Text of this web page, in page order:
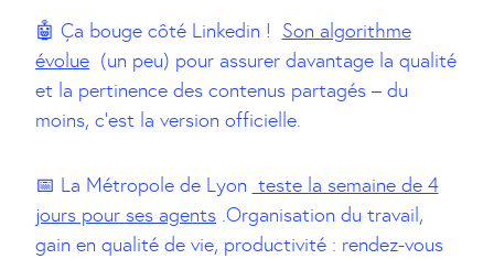
🤖 Ça bouge côté Linkedin ! Son algorithme
évolue (un peu) pour assurer davantage la qualité
et la pertinence des contenus partagés – du
moins, c’est la version officielle.
📅 La Métropole de Lyon teste la semaine de 4
jours pour ses agents .Organisation du travail,
gain en qualité de vie, productivité : rendez-vous